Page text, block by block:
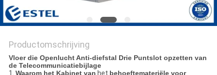
Productomschrijving
Vloer die Openlucht Anti-diefstal Drie Puntslot opzetten van
de Telecommunicatiebijlage
1. Waarom het Kabinet van het behoeftemateriële voor